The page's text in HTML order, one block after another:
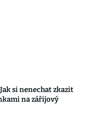
si nenechat zkazit
na zářijový